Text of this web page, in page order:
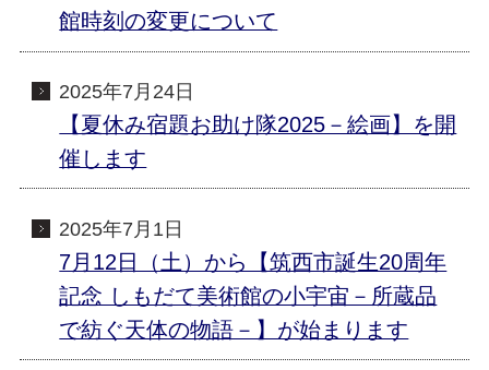
館時刻の変更について
2025年7月24日
【夏休み宿題お助け隊2025－絵画】を開
催します
2025年7月1日
7月12日（土）から【筑西市誕生20周年
記念 しもだて美術館の小宇宙－所蔵品
で紡ぐ天体の物語－】が始まります